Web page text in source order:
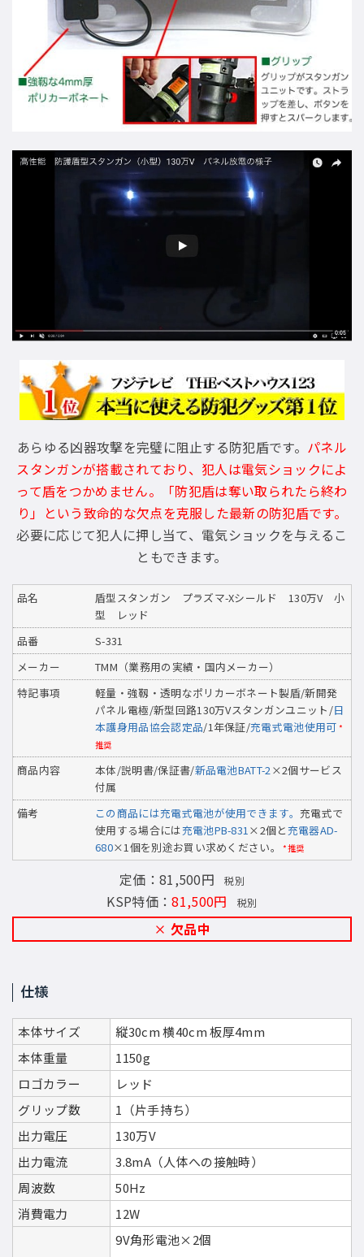
あらゆる凶器攻撃を完璧に阻止する防犯盾です。 パネル
スタンガンが搭載されており、犯人は電気ショックによ
って盾をつかめません。「防犯盾は奪い取られたら終わ
り」という致命的な欠点を克服した最新の防犯盾です。
必要に応じて犯人に押し当て、電気ショックを与えるこ
ともできます。
品名
盾型スタンガン プラズマ-Xシールド 130万V 小
型 レッド
品番
S-331
メーカー
TMM（業務用の実績・国内メーカー）
特記事項
軽量・強靱・透明なポリカーボネート製盾/新開発
パネル電極/新型回路130万Vスタンガンユニット/日
本護身用品協会認定品/1年保証/充電式電池使用可 *
推奨
商品内容 本体/説明書/保証書/新品電池BATT-2×2個サービス
付属
備考
この商品には充電式電池が使用できます。充電式で
使用する場合には充電池PB-831×2個と充電器AD-
680×1個を別途お買い求めください。 *推奨
定価：81,500円 税別
KSP特価：81,500円 税別
欠品中
仕様
本体サイズ
縦30cm 横40cm 板厚4mm
本体重量
1150g
ロゴカラー
レッド
グリップ数
1（片手持ち）
出力電圧
130万V
出力電流
3.8mA（人体への接触時）
周波数
50Hz
消費電力
12W
9V角形電池×2個